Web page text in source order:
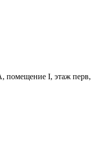
помещение I, этаж перв,